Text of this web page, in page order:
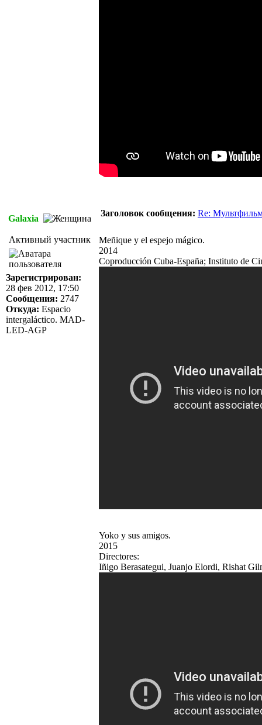
Galaxia
Заголовок сообщения: Re:
Активный участник
Зарегистрирован:
28 фев 2012, 17:50
Сообщения: 2747
Откуда: Espacio
intergaláctico. MAD-
LED-AGP
Meñique y el espejo mágico.
2014
Coproducción Cuba-España; Instituto de
Yoko y sus amigos.
2015
Directores:
Iñigo Berasategui, Juanjo Elordi, Rishat